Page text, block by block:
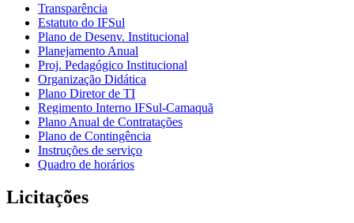
Transparência
Estatuto do IFSul
Plano de Desenv. Institucional
Planejamento Anual
Proj. Pedagógico Institucional
Organização Didática
Plano Diretor de TI
Regimento Interno IFSul-Camaquã
Plano Anual de Contratações
Plano de Contingência
Instruções de serviço
Quadro de horários
Licitações